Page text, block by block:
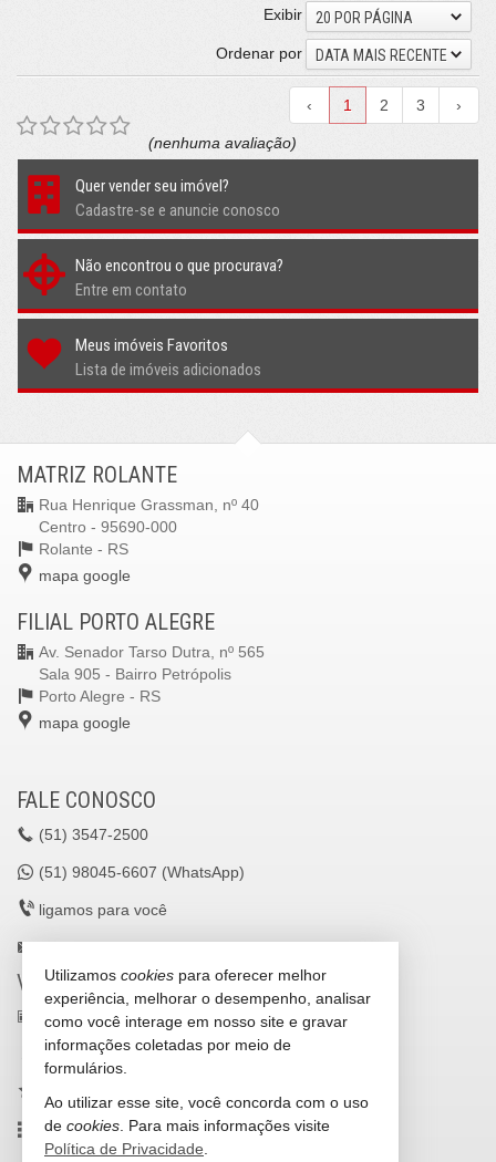
Exibir
20 POR PÁGINA
Ordenar por
DATA MAIS RECENTE
‹ 1 2 3 ›
(nenhuma avaliação)
Quer vender seu imóvel?
Cadastre-se e anuncie conosco
Não encontrou o que procurava?
Entre em contato
Meus imóveis Favoritos
Lista de imóveis adicionados
MATRIZ ROLANTE
Rua Henrique Grassman, nº 40
Centro - 95690-000
Rolante - RS
mapa google
FILIAL PORTO ALEGRE
Av. Senador Tarso Dutra, nº 565
Sala 905 - Bairro Petrópolis
Porto Alegre - RS
mapa google
FALE CONOSCO
(51) 3547-2500
(51) 98045-6607 (WhatsApp)
ligamos para você
lavilleimoveisltda@gmail.com
VEJA MAIS
receba nosso newsletter
cadastre seu imóvel
mapa de imóveis
Utilizamos cookies para oferecer melhor
experiência, melhorar o desempenho, analisar
como você interage em nosso site e gravar
informações coletadas por meio de
formulários.
Ao utilizar esse site, você concorda com o uso
de cookies . Para mais informações visite
Política de Privacidade